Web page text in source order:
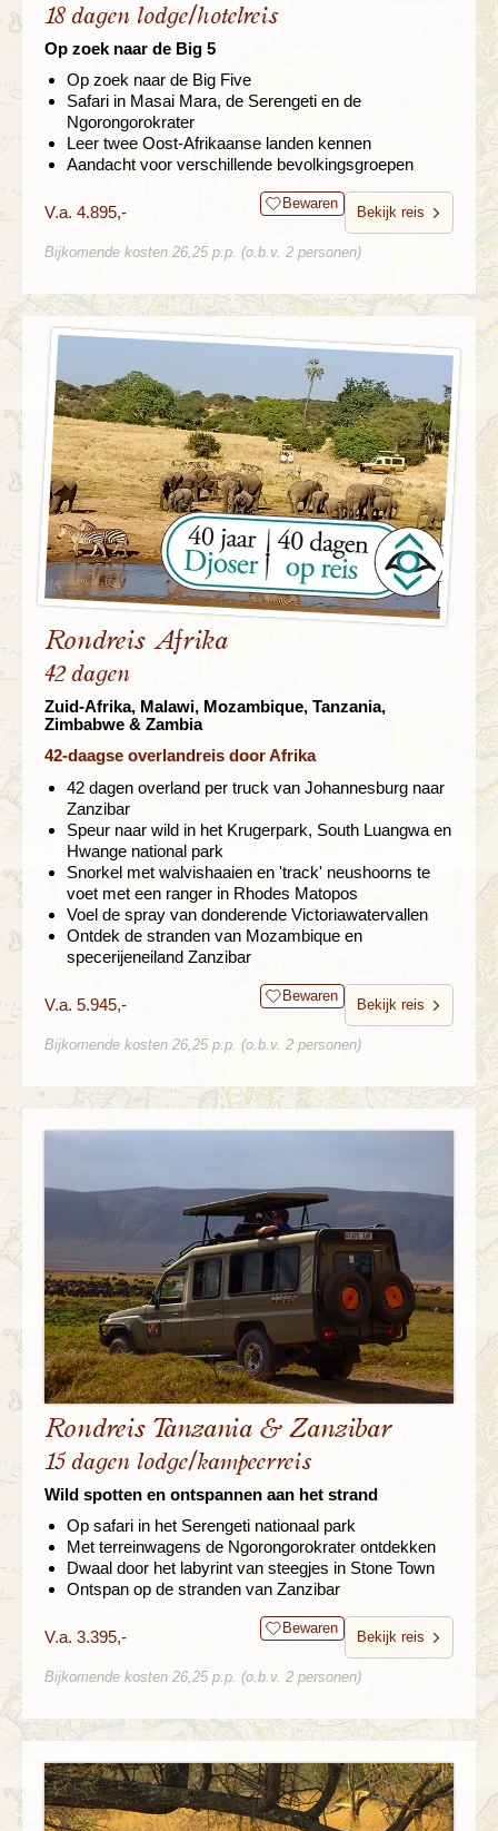
18 dagen lodge/hotelreis
Op zoek naar de Big 5
Op zoek naar de Big Five
Safari in Masai Mara, de Serengeti en de
Ngorongorokrater
Leer twee Oost-Afrikaanse landen kennen
Aandacht voor verschillende bevolkingsgroepen
V.a. 4.895,- Bewaren
Bekijk reis
Bijkomende kosten 26,25 p.p. (o.b.v. 2 personen)
Rondreis Afrika
42 dagen
Zuid-Afrika, Malawi, Mozambique, Tanzania,
Zimbabwe & Zambia
42-daagse overlandreis door Afrika
42 dagen overland per truck van Johannesburg naar
Zanzibar
Speur naar wild in het Krugerpark, South Luangwa en
Hwange national park
Snorkel met walvishaaien en 'track' neushoorns te
voet met een ranger in Rhodes Matopos
Voel de spray van donderende Victoriawatervallen
Ontdek de stranden van Mozambique en
specerijeneiland Zanzibar
V.a. 5.945,- Bewaren
Bekijk reis
Bijkomende kosten 26,25 p.p. (o.b.v. 2 personen)
Rondreis Tanzania & Zanzibar
15 dagen lodge/kampeerreis
Wild spotten en ontspannen aan het strand
Op safari in het Serengeti nationaal park
Met terreinwagens de Ngorongorokrater ontdekken
Dwaal door het labyrint van steegjes in Stone Town
Ontspan op de stranden van Zanzibar
V.a. 3.395,- Bewaren
Bekijk reis
Bijkomende kosten 26,25 p.p. (o.b.v. 2 personen)